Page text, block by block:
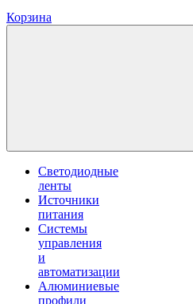
Корзина
Светодиодные
ленты
Источники
питания
Системы
управления
и
автоматизации
Алюминиевые
профили